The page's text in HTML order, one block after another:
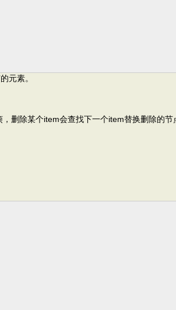
元素。
删除某个item会查找下一个item替换删除的